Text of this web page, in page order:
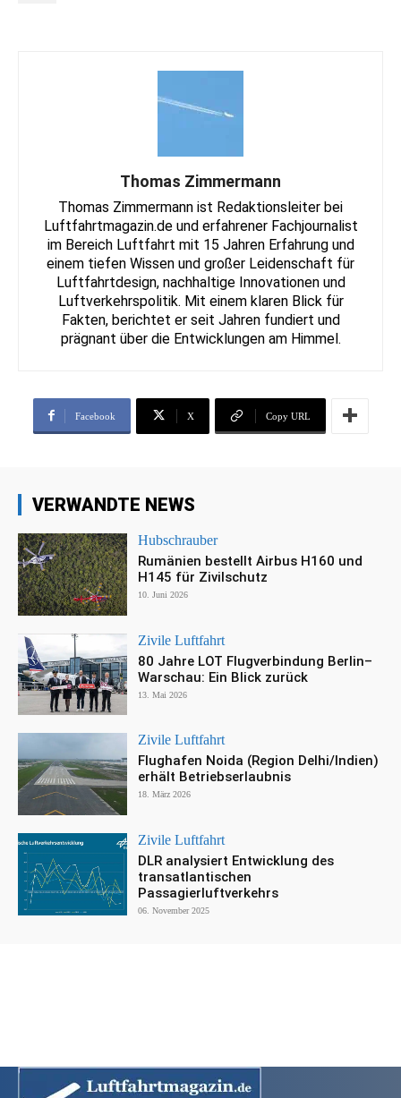
Thomas Zimmermann
Thomas Zimmermann ist Redaktionsleiter bei
Luftfahrtmagazin.de und erfahrener Fachjournalist
im Bereich Luftfahrt mit 15 Jahren Erfahrung und
einem tiefen Wissen und großer Leidenschaft für
Luftfahrtdesign, nachhaltige Innovationen und
Luftverkehrspolitik. Mit einem klaren Blick für
Fakten, berichtet er seit Jahren fundiert und
prägnant über die Entwicklungen am Himmel.
Facebook X Copy URL
VERWANDTE NEWS
Hubschrauber
Rumänien bestellt Airbus H160 und
H145 für Zivilschutz
10. Juni 2026
Zivile Luftfahrt
80 Jahre LOT Flugverbindung Berlin–
Warschau: Ein Blick zurück
13. Mai 2026
Zivile Luftfahrt
Flughafen Noida (Region Delhi/Indien)
erhält Betriebserlaubnis
18. März 2026
Zivile Luftfahrt
DLR analysiert Entwicklung des
transatlantischen
Passagierluftverkehrs
06. November 2025